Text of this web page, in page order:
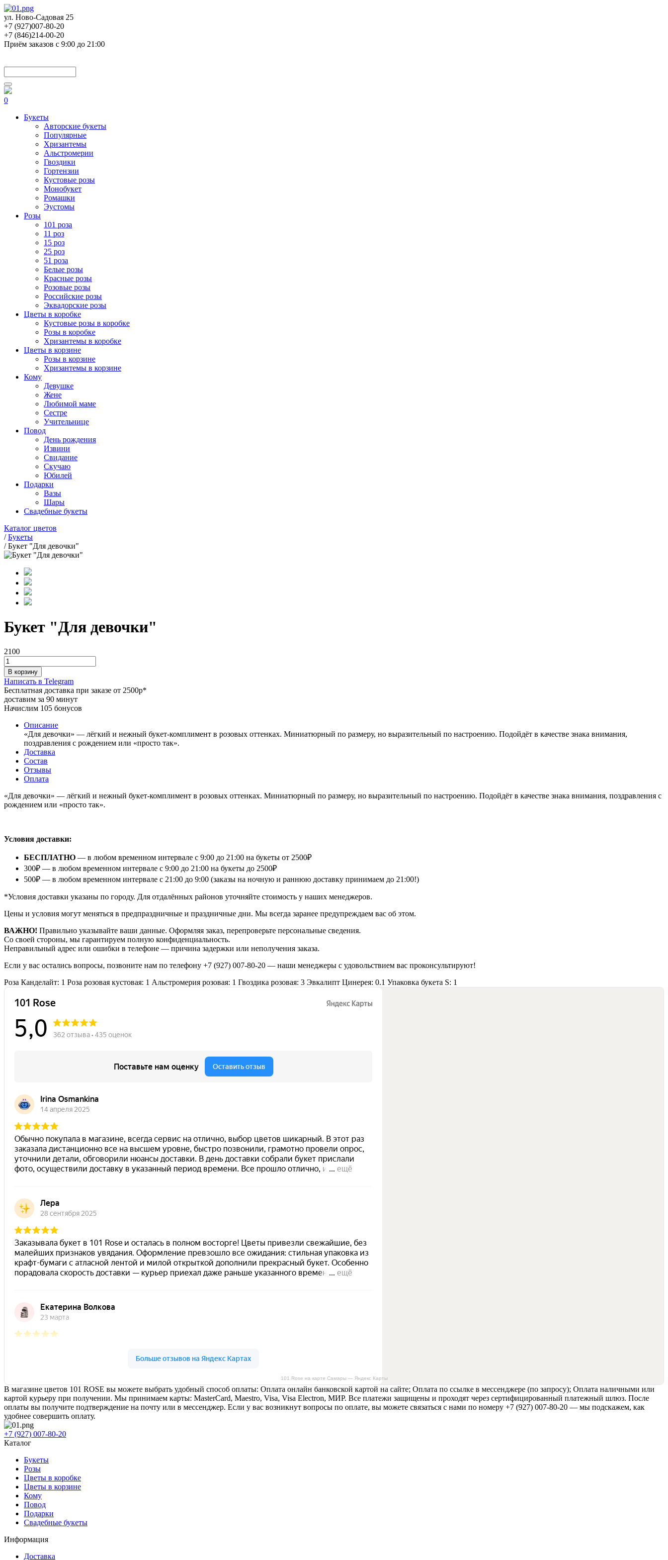
ул. Ново-Садовая 25
+7 (927)007-80-20
+7 (846)214-00-20
Приём заказов с 9:00 до 21:00
0
Букеты
Авторские букеты
Популярные
Хризантемы
Альстромерии
Гвоздики
Гортензии
Кустовые розы
Монобукет
Ромашки
Эустомы
Розы
101 роза
11 роз
15 роз
25 роз
51 роза
Белые розы
Красные розы
Розовые розы
Российские розы
Эквадорские розы
Цветы в коробке
Кустовые розы в коробке
Розы в коробке
Хризантемы в коробке
Цветы в корзине
Розы в корзине
Хризантемы в корзине
Кому
Девушке
Жене
Любимой маме
Сестре
Учительнице
Повод
День рождения
Извини
Свидание
Скучаю
Юбилей
Подарки
Вазы
Шары
Свадебные букеты
Каталог цветов
/Букеты
/Букет "Для девочки"
Букет "Для девочки"
2100
В корзину
Написать в Telegram
Бесплатная доставка при заказе от 2500р*
доставим за 90 минут
Начислим 105 бонусов
Описание
«Для девочки» — лёгкий и нежный букет-комплимент в розовых оттенках. Миниатюрный по размеру, но выразительный по настроению. Подойдёт в качестве знака внимания,
поздравления с рождением или «просто так».
Доставка
Состав
Отзывы
Оплата
«Для девочки» — лёгкий и нежный букет-комплимент в розовых оттенках. Миниатюрный по размеру, но выразительный по настроению. Подойдёт в качестве знака внимания, поздравления с
рождением или «просто так».
Условия доставки:
БЕСПЛАТНО — в любом временном интервале с 9:00 до 21:00 на букеты от 2500₽
300₽ — в любом временном интервале с 9:00 до 21:00 на букеты до 2500₽
500₽ — в любом временном интервале с 21:00 до 9:00 (заказы на ночную и раннюю доставку принимаем до 21:00!)
*Условия доставки указаны по городу. Для отдалённых районов уточняйте стоимость у наших менеджеров.
Цены и условия могут меняться в предпраздничные и праздничные дни. Мы всегда заранее предупреждаем вас об этом.
ВАЖНО! Правильно указывайте ваши данные. Оформляя заказ, перепроверьте персональные сведения.
Со своей стороны, мы гарантируем полную конфиденциальность.
Неправильный адрес или ошибки в телефоне — причина задержки или неполучения заказа.
Если у вас остались вопросы, позвоните нам по телефону +7 (927) 007-80-20 — наши менеджеры с удовольствием вас проконсультируют!
Роза Канделайт: 1 Роза розовая кустовая: 1 Альстромерия розовая: 1 Гвоздика розовая: 3 Эвкалипт Цинерея: 0.1 Упаковка букета S: 1
101 Rose на карте Самары — Яндекс Карты
В магазине цветов 101 ROSE вы можете выбрать удобный способ оплаты: Оплата онлайн банковской картой на сайте; Оплата по ссылке в мессенджере (по запросу); Оплата наличными или
картой курьеру при получении. Мы принимаем карты: MasterCard, Maestro, Visa, Visa Electron, МИР. Все платежи защищены и проходят через сертифицированный платежный шлюз. После
оплаты вы получите подтверждение на почту или в мессенджер. Если у вас возникнут вопросы по оплате, вы можете связаться с нами по номеру +7 (927) 007-80-20 — мы подскажем, как
удобнее совершить оплату.
+7 (927) 007-80-20
Каталог
Букеты
Розы
Цветы в коробке
Цветы в корзине
Кому
Повод
Подарки
Свадебные букеты
Информация
Доставка